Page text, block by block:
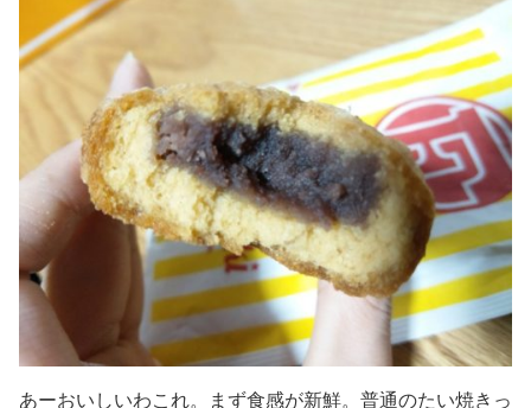
あーおいしいわこれ。まず食感が新鮮。普通のたい焼きっ